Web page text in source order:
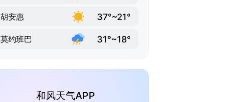
胡安惠 37°~21°
莫约班巴 31°~18°
和风天气APP